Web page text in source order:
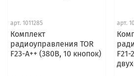
арт. 1011285
Комплект
радиоуправления TOR
F23-A++ (380В, 10 кнопок)
арт.